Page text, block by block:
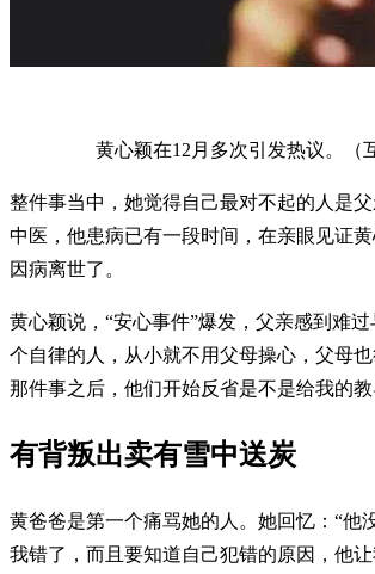
黄心颖在12月多次引发热议。（
整件事当中，她觉得自己最对不起的人是
中医，他患病已有一段时间，在亲眼见证
因病离世了。
黄心颖说，“安心事件”爆发，父亲感到难
个自律的人，从小就不用父母操心，父母
那件事之后，他们开始反省是不是给我的
有背叛出卖有雪中送炭
黄爸爸是第一个痛骂她的人。她回忆：“他
我错了，而且要知道自己犯错的原因，他